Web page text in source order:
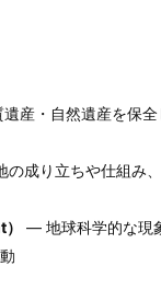
産・自然遺産を保
成り立ちや仕組み
― 地球科学的な現